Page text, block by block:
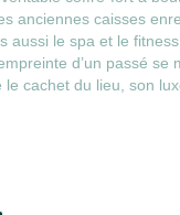
anciennes caisses
aussi le spa et le
d’un passé se
cachet du lieu, son